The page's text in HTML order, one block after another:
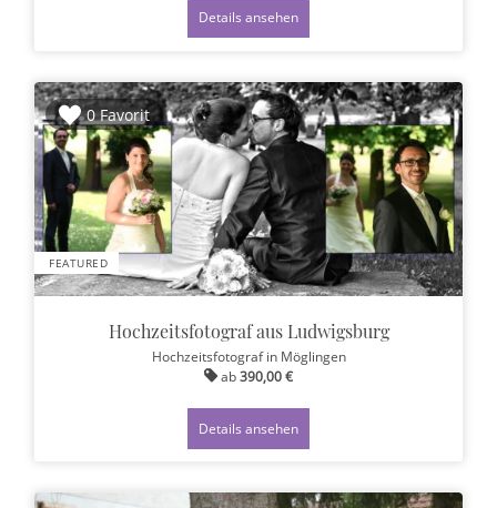
Details ansehen
0 Favorit
FEATURED
Hochzeitsfotograf aus Ludwigsburg
Hochzeitsfotografin Möglingen
ab390,00 €
Details ansehen